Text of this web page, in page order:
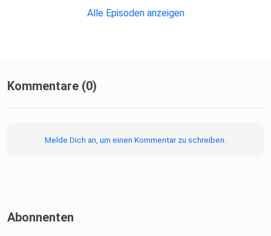
Alle Episoden anzeigen
Kommentare (0)
Melde Dich an, um einen Kommentar zu schreiben.
Abonnenten